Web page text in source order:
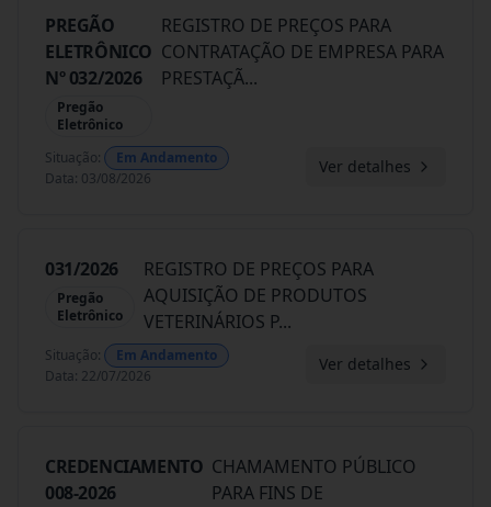
PREGÃO
ELETRÔNICO
Nº 032/2026
Pregão
Eletrônico
REGISTRO DE PREÇOS PARA
CONTRATAÇÃO DE EMPRESA PARA
PRESTAÇÃ...
Situação:
Em Andamento
Data: 03/08/2026
Ver detalhes
031/2026
Pregão
Eletrônico
REGISTRO DE PREÇOS PARA
AQUISIÇÃO DE PRODUTOS
VETERINÁRIOS P...
Situação:
Em Andamento
Data: 22/07/2026
Ver detalhes
CREDENCIAMENTO
008-2026
CHAMAMENTO PÚBLICO
PARA FINS DE